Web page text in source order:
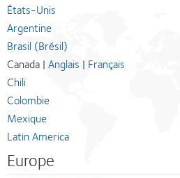
États-Unis
Argentine
Brasil (Brésil)
Canada | Anglais | Français
Chili
Colombie
Mexique
Latin America
Europe